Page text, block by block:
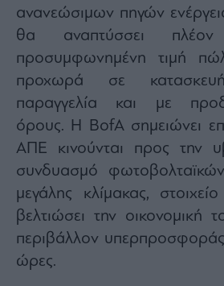
ανανεώσιμων πηγών
θα αναπτύσσει
προσυμφωνημένη τιμή
προχωρά σε
παραγγελία και με
όρους. Η BofA σημειώνει
ΑΠΕ κινούνται προς την
συνδυασμό
μεγάλης κλίμακας,
βελτιώσει την οικονομική
περιβάλλον υπερπροσφοράς
ώρες.